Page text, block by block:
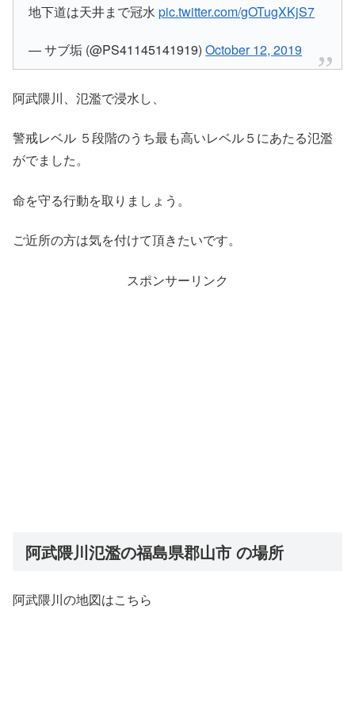
地下道は天井まで冠水pic.twitter.com/gOTugXKjS7
— サブ垢 (@PS41145141919)October 12, 2019
阿武隈川、氾濫で浸水し、
警戒レベル ５段階のうち最も高いレベル５にあたる氾濫
がでました。
命を守る行動を取りましょう。
ご近所の方は気を付けて頂きたいです。
スポンサーリンク
阿武隈川氾濫の福島県郡山市 の場所
阿武隈川の地図はこちら